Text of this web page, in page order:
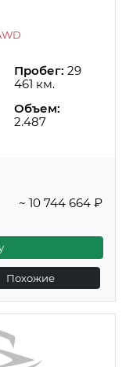
Пробег: 29
461 км.
Объем:
2.487
~ 10 744 664 ₽
Похожие